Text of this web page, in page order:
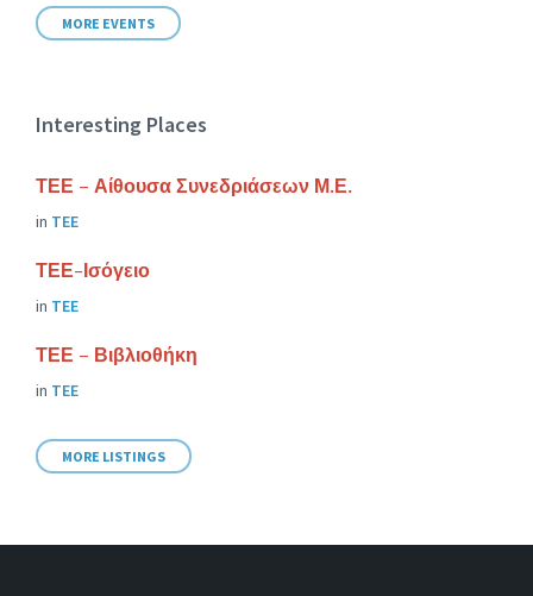
MORE EVENTS
Interesting Places
ΤΕΕ – Αίθουσα Συνεδριάσεων Μ.Ε.
in ΤΕΕ
ΤΕΕ-Ισόγειο
in ΤΕΕ
ΤΕΕ – Βιβλιοθήκη
in ΤΕΕ
MORE LISTINGS